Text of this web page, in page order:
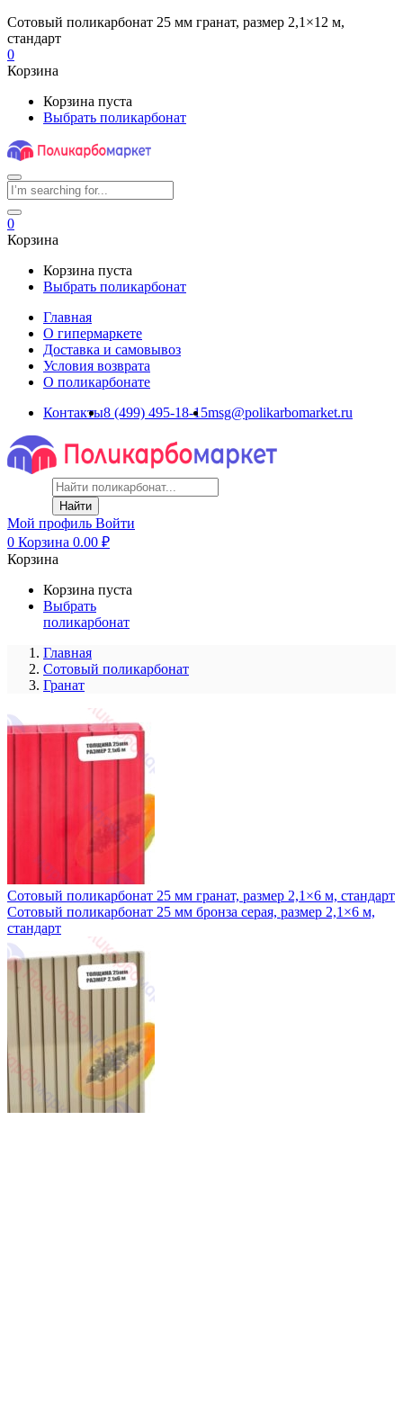
Сотовый поликарбонат 25 мм гранат, размер 2,1×12 м,
стандарт
0
Корзина
Корзина пуста
Выбрать поликарбонат
0
Корзина
Корзина пуста
Выбрать поликарбонат
Главная
О гипермаркете
Доставка и самовывоз
Условия возврата
О поликарбонате
Контакты8 (499) 495-18-15msg@polikarbomarket.ru
Найти
Мой профиль Войти
0 Корзина 0.00 ₽
Корзина
Корзина пуста
Выбрать
поликарбонат
Главная
Сотовый поликарбонат
Гранат
Сотовый поликарбонат 25 мм гранат, размер 2,1×6 м, стандарт
Сотовый поликарбонат 25 мм бронза серая, размер 2,1×6 м,
стандарт